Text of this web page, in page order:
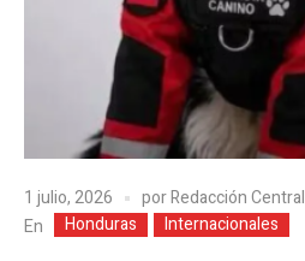
1 julio, 2026 porRedacción Central
En
Honduras Internacionales